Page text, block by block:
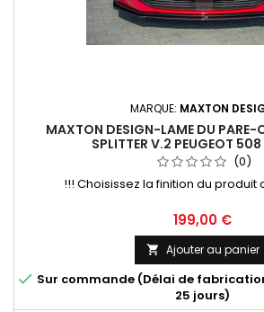
MARQUE: MAXTON
MAXTON DESIGN-LAME DU
SPLITTER V.2 PEUGEOT
(0)
!!! Choisissez la finition du produit
Prix
199,00 €
 Ajouter au panier
 Sur commande (Délai de
25 jours)